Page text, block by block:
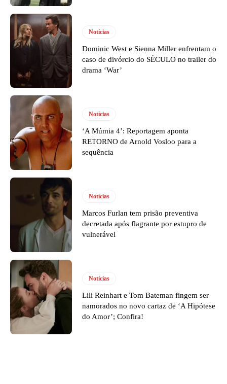
Notícias
Dominic West e Sienna Miller enfrentam o
caso de divórcio do SÉCULO no trailer do
drama ‘War’
Notícias
‘A Múmia 4’: Reportagem aponta
RETORNO de Arnold Vosloo para a
sequência
Notícias
Marcos Furlan tem prisão preventiva
decretada após flagrante por estupro de
vulnerável
Notícias
Lili Reinhart e Tom Bateman fingem ser
namorados no novo cartaz de ‘A Hipótese
do Amor’; Confira!